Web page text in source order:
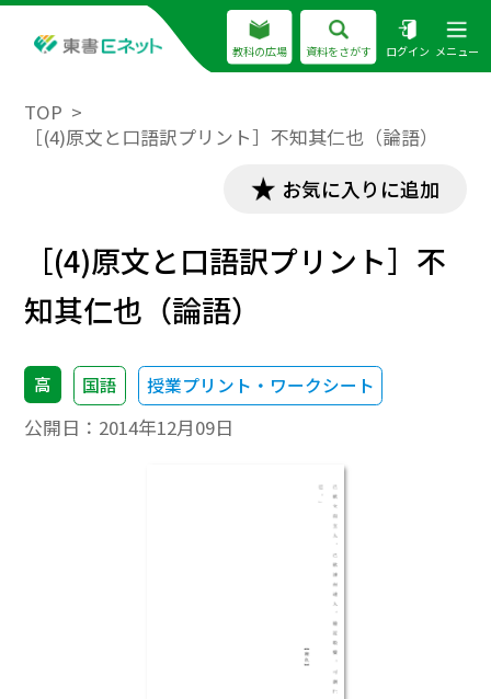
教科の広場 資料をさがす ログイン メニュー
TOP
［(4)原文と口語訳プリント］不知其仁也（論語）
お気に入りに追加
［(4)原文と口語訳プリント］不
知其仁也（論語）
高 国語 授業プリント・ワークシート
公開日： 2014年12月09日